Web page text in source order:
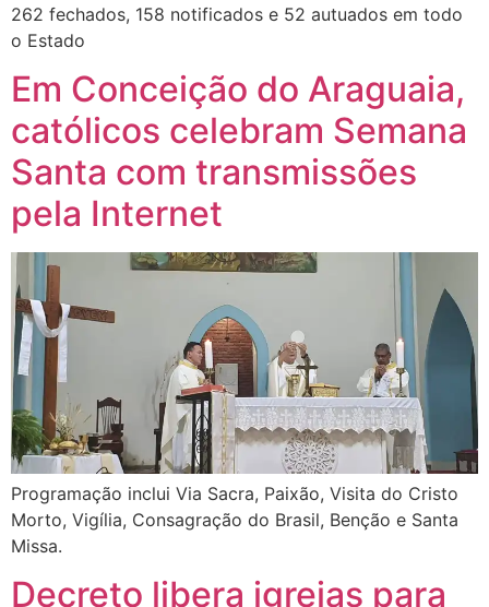
262 fechados, 158 notificados e 52 autuados em todo
o Estado
Em Conceição do Araguaia,
católicos celebram Semana
Santa com transmissões
pela Internet
Programação inclui Via Sacra, Paixão, Visita do Cristo
Morto, Vigília, Consagração do Brasil, Benção e Santa
Missa.
Decreto libera igrejas para